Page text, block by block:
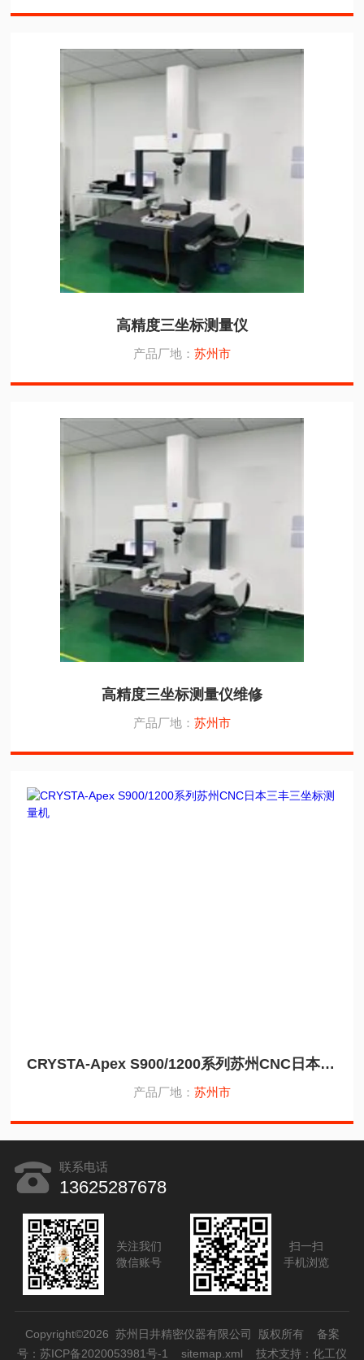
高精度三坐标测量仪
产品厂地： 苏州市
高精度三坐标测量仪维修
产品厂地： 苏州市
CRYSTA-Apex S900/1200系列苏州CNC日本三丰三坐标测量机
产品厂地： 苏州市
联系电话
13625287678
关注我们
微信账号
扫一扫
手机浏览
Copyright©2026 苏州日井精密仪器有限公司 版权所有 备案
号：苏ICP备2020053981号-1
sitemap.xml 技术支持： 化工仪